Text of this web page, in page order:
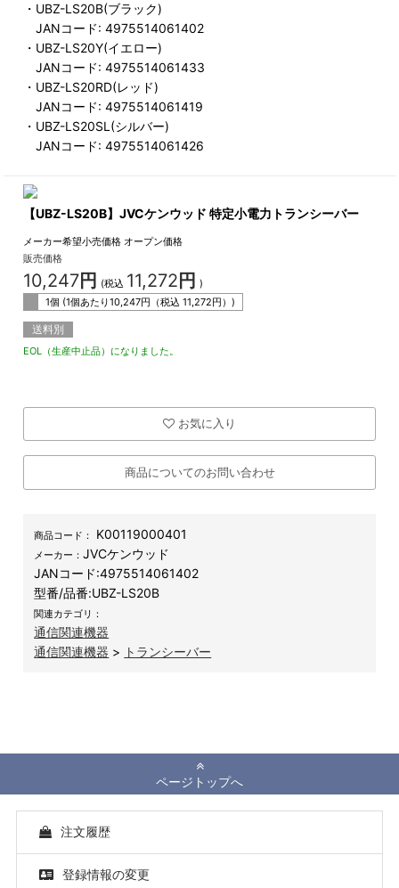
・UBZ-LS20B(ブラック)
JANコード: 4975514061402
・UBZ-LS20Y(イエロー)
JANコード: 4975514061433
・UBZ-LS20RD(レッド)
JANコード: 4975514061419
・UBZ-LS20SL(シルバー)
JANコード: 4975514061426
【UBZ-LS20B】JVCケンウッド 特定小電力トランシーバー
メーカー希望小売価格 オープン価格
販売価格
10,247円 (税込 11,272 円 )
1個 (1個あたり10,247円（税込11,272円）)
送料別
EOL（生産中止品）になりました。
お気に入り
商品についてのお問い合わせ
商品コード： K00119000401
メーカー：JVCケンウッド
JANコード:4975514061402
型番/品番:UBZ-LS20B
関連カテゴリ：
通信関連機器
通信関連機器 > トランシーバー
ページトップへ
注文履歴
登録情報の変更